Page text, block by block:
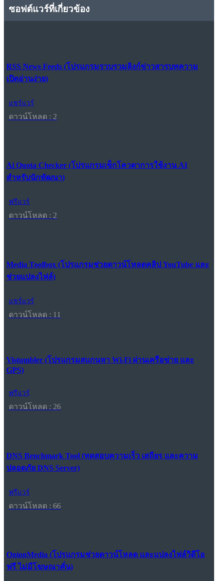
ซอฟต์แวร์ที่เกี่ยวข้อง
RSS News Feeds (โปรแกรมรวบรวมลิงก์ข่าวสารบทความ
เปิดอ่านง่าย)
แชร์แวร์
ดาวน์โหลด : 2
Ai Quota Checker (โปรแกรมเช็กโควตาการใช้งาน AI
สำหรับนักพัฒนา)
ฟรีแวร์
ดาวน์โหลด : 2
Media Toolbox (โปรแกรมช่วยดาวน์โหลดคลิป YouTube และ
ช่วยแปลงไฟล์)
แชร์แวร์
ดาวน์โหลด : 11
Vistumbler (โปรแกรมสแกนหา Wi-Fi ผ่านเครือข่าย และ
GPS)
ฟรีแวร์
ดาวน์โหลด : 26
DNS Benchmark Tool (ทดสอบความเร็ว เสถียร และความ
ปลอดภัย DNS Server)
ฟรีแวร์
ดาวน์โหลด : 66
OnionMedia (โปรแกรมช่วยดาวน์โหลด และแปลงไฟล์วิดีโอ
ฟรี ไม่มีโฆษณาคั่น)